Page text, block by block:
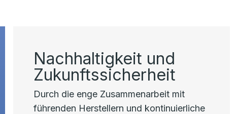
Nachhaltigkeit und
Zukunftssicherheit
Durch die enge Zusammenarbeit mit
führenden Herstellern und kontinuierliche